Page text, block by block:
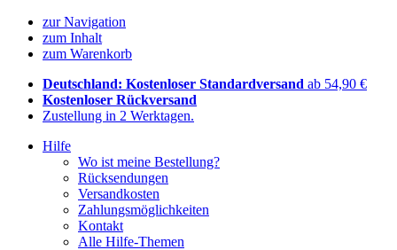
zur Navigation
zum Inhalt
zum Warenkorb
Deutschland: Kostenloser Standardversand ab 54,90 €
Kostenloser Rückversand
Zustellung in 2 Werktagen.
Hilfe
Wo ist meine Bestellung?
Rücksendungen
Versandkosten
Zahlungsmöglichkeiten
Kontakt
Alle Hilfe-Themen